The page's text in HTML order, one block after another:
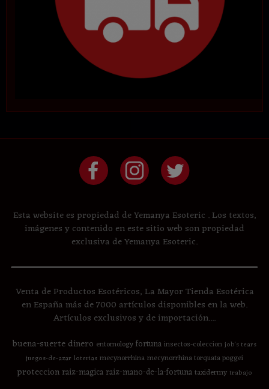
Esta website es propiedad de Yemanya Esoteric . Los textos,
imágenes y contenido en este sitio web son propiedad
exclusiva de Yemanya Esoteric.
Venta de Productos Esotéricos, La Mayor Tienda Esotérica
en España más de 7000 artículos disponibles en la web.
Artículos exclusivos y de importación....
buena-suertedinero entomologyfortunainsectos-coleccion job's tears
juegos-de-azar loterias mecynorrhinamecynorrhina torquata poggei
proteccion raiz-magica raiz-mano-de-la-fortunataxidermy trabajo